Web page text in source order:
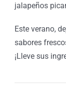
jalapeños
Este verano,
sabores
¡Lleve sus